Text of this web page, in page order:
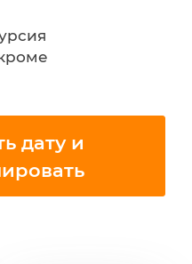
дату и